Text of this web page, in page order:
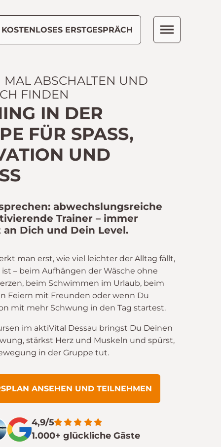
KOSTENLOSES ERSTGESPRÄCH
IN DER
FÜR SPASS, M
UND F
MAL ABSCHALTEN UND
FINDEN
abwechslungsreiche
Trainer – immer
an Dich und Dein Level.
man erst, wie viel leichter der Alltag fällt,
– beim Aufhängen der Wäsche ohne
beim Schwimmen im Urlaub, beim
Feiern mit Freunden oder wenn Du
mit mehr Schwung in den Tag startest.
im aktiVital Dessau bringst Du Deinen
stärkst Herz und Muskeln und spürst,
in der Gruppe tut.
ANSEHEN UND TEILNEHMEN
4,9/5
1.000+ glückliche Gäste